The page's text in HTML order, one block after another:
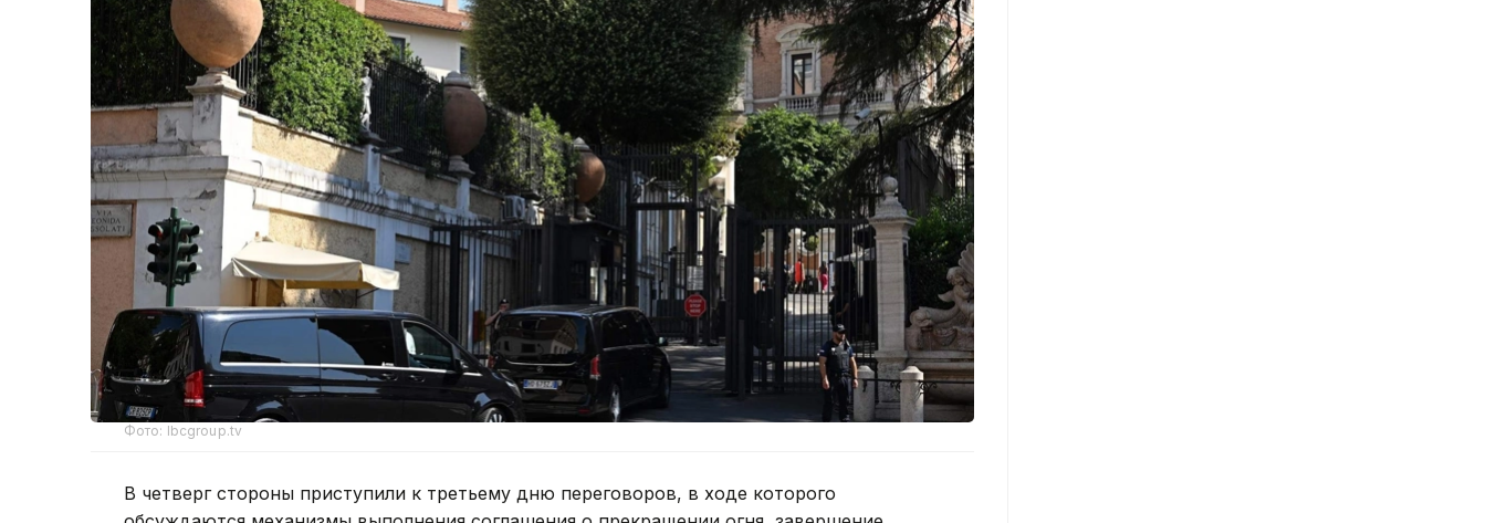
Фото: lbcgroup.tv
В четверг стороны приступили к третьему дню переговоров, в ходе которого